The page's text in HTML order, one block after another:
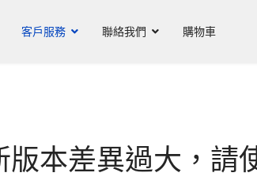
客戶服務 聯絡我們 購物車
本差異過大，請